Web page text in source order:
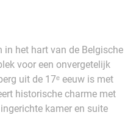
in het hart van de Belgische
voor een onvergetelijk
uit de 17ᵉ eeuw is met
historische charme met
kamer en suite